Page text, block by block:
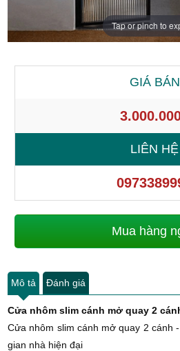
Tap or pinch to
GIÁ BÁN
LIÊN HỆ
Mua hàng
Mô tả Đánh giá
Cửa nhôm slim cánh mở quay 2
Cửa nhôm slim cánh mở quay 2 cánh
gian nhà hiện đại